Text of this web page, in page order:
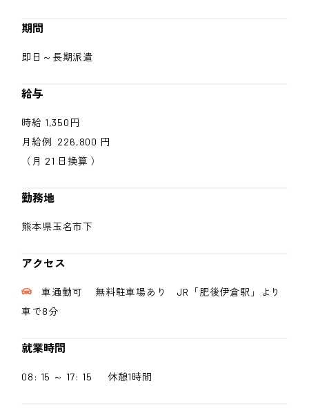
期間
即日～長期派遣
給与
時給 1,350円
月給例 226,800 円
（月 21 日換算 ）
勤務地
熊本県玉名市下
アクセス
車通勤可 無料駐車場あり JR「肥後伊倉駅」より
車で8分
就業時間
08: 15 ～ 17: 15 休憩1時間